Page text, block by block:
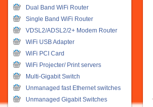
Dual Band WiFi Router
Single Band WiFi Router
VDSL2/ADSL2/2+ Modem Router
WiFi USB Adapter
WiFi PCI Card
WiFi Projecter/ Print servers
Multi-Gigabit Switch
Unmanaged fast Ethernet switches
Unmanaged Gigabit Switches